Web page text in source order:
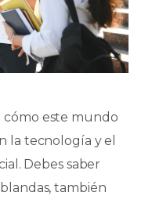
cómo este mundo
la tecnología y el
Debes saber
también